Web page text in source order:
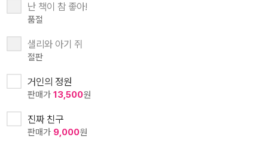
난 책이 참 좋아!
품절
샐리와 아기 쥐
절판
거인의 정원
판매가 13,500원
진짜 친구
판매가 9,000원